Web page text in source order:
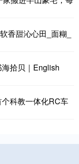
香甜沁心田_面糊_
拾贝｜English
科教一体化RC车